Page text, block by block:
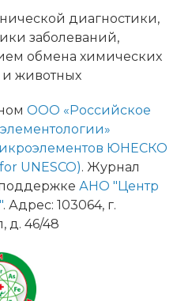
диагностики,
заболеваний,
обмена химических
и животных
ООО «Российское
ЮНЕСКО
UNESCO). Журнал
АНО "Центр
. Адрес: 103064, г.
д. 46/48